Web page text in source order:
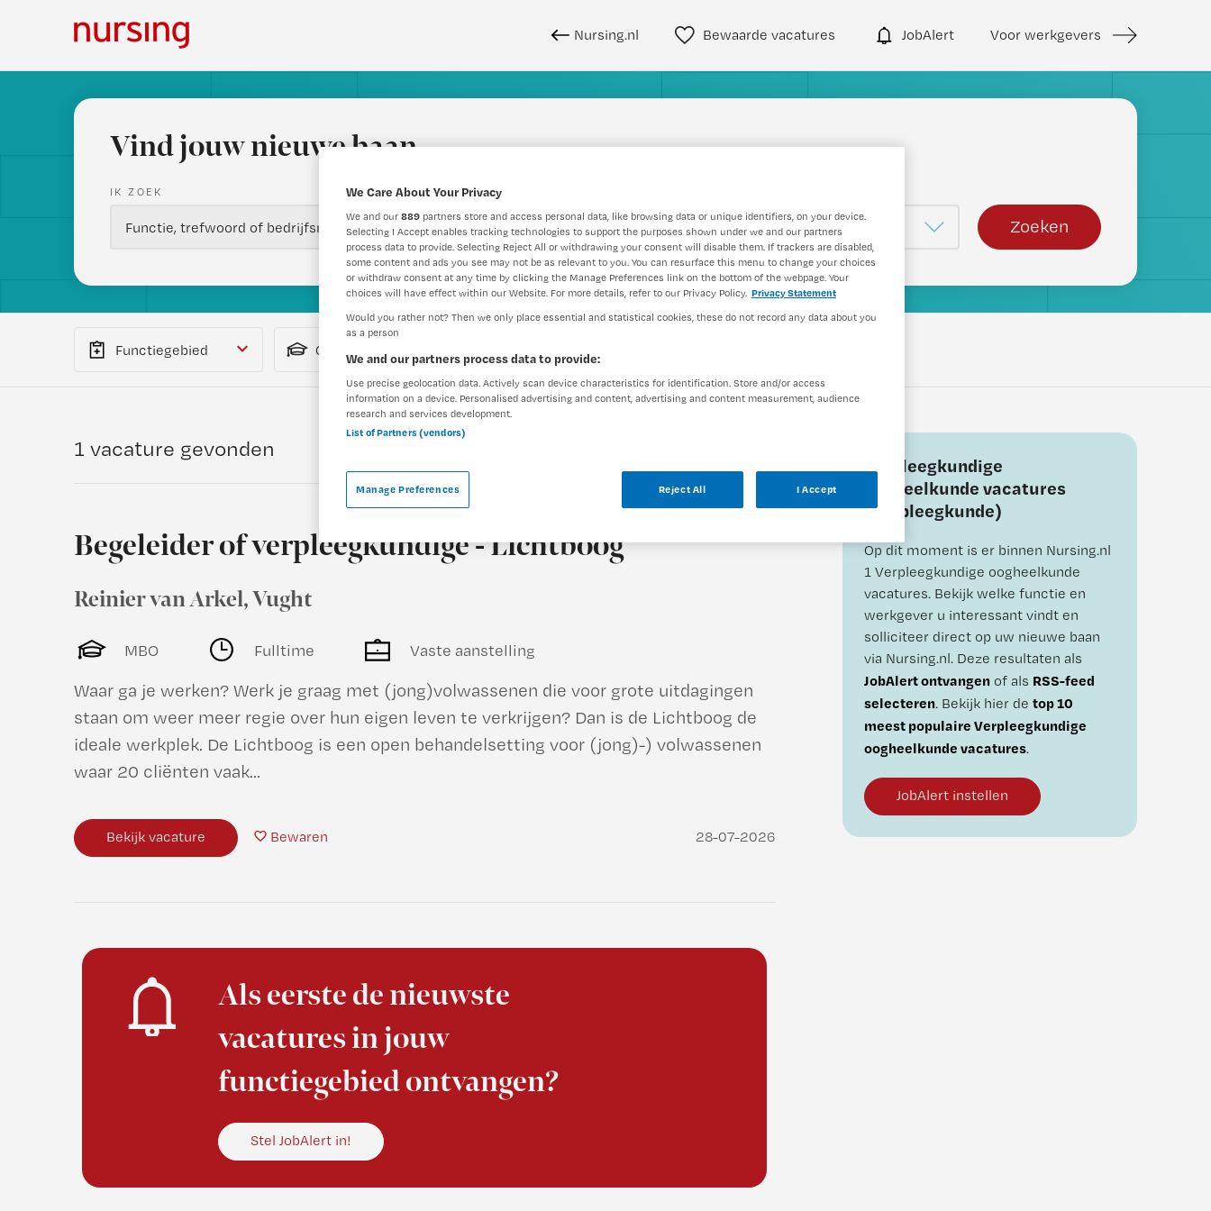
Nursing.nl Bewaarde vacatures JobAlert Voor werkgevers
Vind jouw nieuwe baan
IK ZOEK WAAR
Zoeken
Functiegebied Opleiding
Verpleegkundige
oogheelkunde vacatures
(Verpleegkunde)
Op dit moment is er binnen Nursing.nl
1 Verpleegkundige oogheelkunde
vacatures. Bekijk welke functie en
werkgever u interessant vindt en
solliciteer direct op uw nieuwe baan
via Nursing.nl. Deze resultaten als
JobAlert ontvangenof als RSS-feed
selecteren. Bekijk hier de top 10
meest populaire Verpleegkundige
oogheelkunde vacatures.
JobAlert instellen
1 vacature gevonden
Begeleider of verpleegkundige - Lichtboog
Reinier van Arkel,Vught
MBO Fulltime Vaste aanstelling
Waar ga je werken? Werk je graag met (jong)volwassenen die voor grote uitdagingen
staan om weer meer regie over hun eigen leven te verkrijgen? Dan is de Lichtboog de
ideale werkplek. De Lichtboog is een open behandelsetting voor (jong)-) volwassenen
waar 20 cliënten vaak...
Bekijk vacature Bewaren 28-07-2026
Als eerste de nieuwste
vacatures in jouw
functiegebied ontvangen?
Stel JobAlert in!
We Care About Your Privacy
We and our 889 partners store and access personal data, like browsing data or unique identifiers, on your device.
Selecting I Accept enables tracking technologies to support the purposes shown under we and our partners
process data to provide. Selecting Reject All or withdrawing your consent will disable them. If trackers are disabled,
some content and ads you see may not be as relevant to you. You can resurface this menu to change your choices
or withdraw consent at any time by clicking the Manage Preferences link on the bottom of the webpage. Your
choices will have effect within our Website. For more details, refer to our Privacy Policy. Privacy Statement
Would you rather not? Then we only place essential and statistical cookies, these do not record any data about you
as a person
We and our partners process data to provide:
Use precise geolocation data. Actively scan device characteristics for identification. Store and/or access
information on a device. Personalised advertising and content, advertising and content measurement, audience
research and services development.
List of Partners (vendors)
Manage Preferences Reject All I Accept